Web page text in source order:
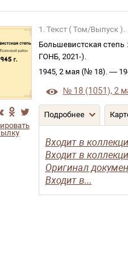
1. Текст ( Том/Выпуск ).
Большевистская степь :
ГОНБ, 2021-).
1945, 2 мая (№ 18). —
№ 18 (1051), 2
Подробнее
Входит в
Входит в
Оригинал
Входит в...